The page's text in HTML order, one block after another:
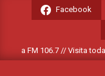
Facebook
FM 106.7 // Visita